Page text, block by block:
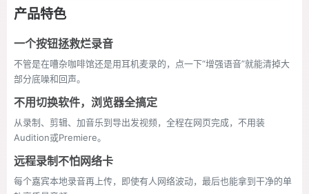
产品特色
一个按钮拯救烂录音
不管是在嘈杂咖啡馆还是用耳机麦录的，点一下“增强语音”就能清掉大
部分底噪和回声。
不用切换软件，浏览器全搞定
从录制、剪辑、加音乐到导出发视频，全程在网页完成，不用装
Audition或Premiere。
远程录制不怕网络卡
每个嘉宾本地录音再上传，即使有人网络波动，最后也能拿到干净的单